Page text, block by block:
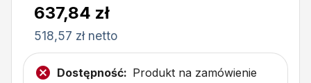
637,84 zł
518,57 zł netto
Dostępność: Produkt na zamówienie